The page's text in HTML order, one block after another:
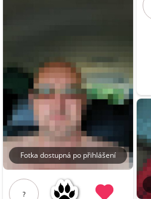
Fotka dostupná po přihlášení
?